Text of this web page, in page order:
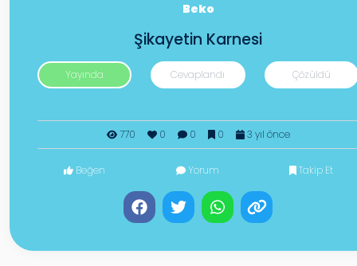
Beko
Şikayetin Karnesi
Yayında Cevaplandı Çözüldü
770 0 0 0 3 yıl önce
Beğen Yorum Takip Et